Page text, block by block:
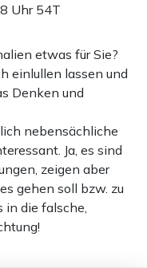
Uhr 54T
etwas für Sie?
einlullen lassen und
Denken und
nebensächliche
Ja, es sind
zeigen aber
gehen soll bzw. zu
in die falsche,